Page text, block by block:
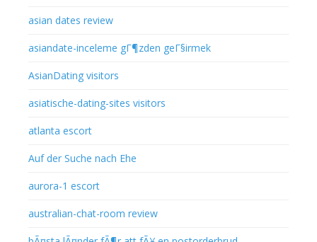
asian dates review
asiandate-inceleme gГ¶zden geГ§irmek
AsianDating visitors
asiatische-dating-sites visitors
atlanta escort
Auf der Suche nach Ehe
aurora-1 escort
australian-chat-room review